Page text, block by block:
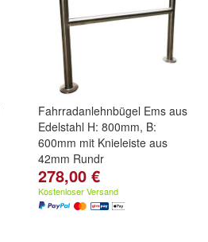
Fahrradanlehnbügel Ems aus
Edelstahl H: 800mm, B:
600mm mit Knieleiste aus
42mm Rundr
278,00 €
Kostenloser Versand